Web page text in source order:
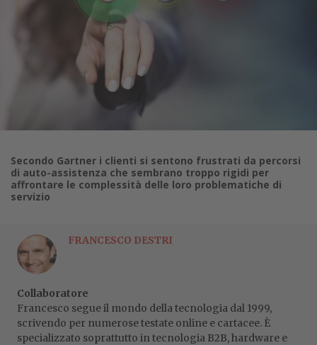
Secondo Gartner i clienti si sentono frustrati da percorsi
di auto-assistenza che sembrano troppo rigidi per
affrontare le complessità delle loro problematiche di
servizio
FRANCESCO DESTRI
Collaboratore
Francesco segue il mondo della tecnologia dal 1999,
scrivendo per numerose testate online e cartacee. È
specializzato soprattutto in tecnologia B2B, hardware e